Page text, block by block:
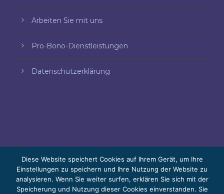
Arbeiten Sie mit uns
Pro-Bono-Dienstleistungen
Datenschutzerklärung
© 2026 Bello, Gallardo, Bonequi y García,
Diese Website speichert Cookies auf Ihrem Gerät, um Ihre
Einstellungen zu speichern und Ihre Nutzung der Website zu
analysieren. Wenn Sie weiter surfen, erklären Sie sich mit der
Speicherung und Nutzung dieser Cookies einverstanden. Sie